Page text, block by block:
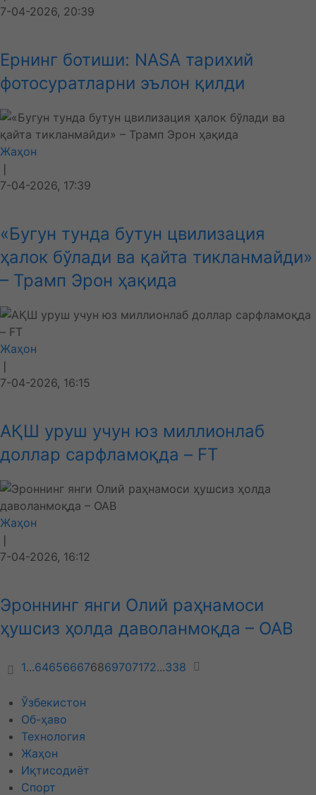
7-04-2026, 20:39
Ернинг ботиши: NASA тарихий
фотосуратларни эълон қилди
Жаҳон
❘
7-04-2026, 17:39
«Бугун тунда бутун цвилизация
ҳалок бўлади ва қайта тикланмайди»
– Трамп Эрон ҳақида
Жаҳон
❘
7-04-2026, 16:15
АҚШ уруш учун юз миллионлаб
доллар сарфламоқда – FT
Жаҳон
❘
7-04-2026, 16:12
Эроннинг янги Олий раҳнамоси
ҳушсиз ҳолда даволанмоқда – ОАВ
1...646566676869707172...338
Ўзбекистон
Об-ҳаво
Технология
Жаҳон
Иқтисодиёт
Спорт